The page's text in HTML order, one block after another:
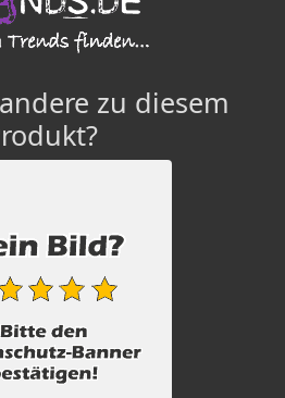
zu diesem